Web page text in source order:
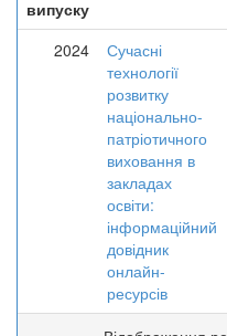
випуску
2024
Сучасні
технології
розвитку
національно-
патріотичного
виховання в
закладах
освіти:
інформаційний
довідник
онлайн-
ресурсів